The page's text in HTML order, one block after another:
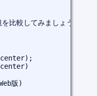
較してみましょう。
版)